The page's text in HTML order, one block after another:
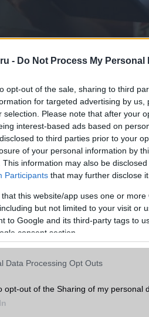
- Do Not Process My Personal
opt-out of the sale, sharing to third
for targeted advertising by
selection. Please note that after your
interest-based ads based on
to third parties prior to your
of your personal information by
This information may also be
Participants that may further disclose
that this website/app uses one or
but not limited to your visit or
to Google and its third-party tags to
consent section.
Data Processing Opt Outs
opt-out of the Sharing of my personal
linkek: